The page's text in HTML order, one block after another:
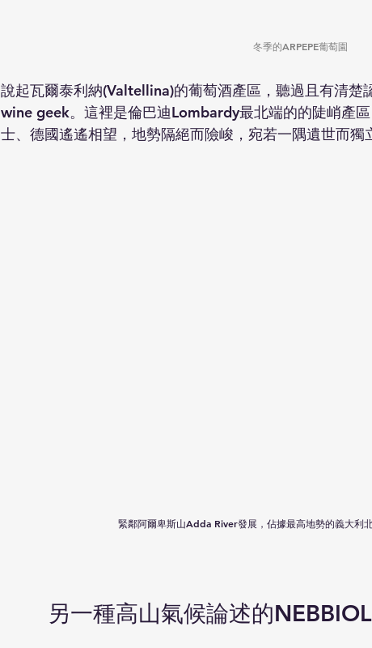
冬季的ARPEPE葡萄園
說起瓦爾泰利納(Valtellina)的葡萄酒產區，聽過且有清
wine geek。這裡是倫巴迪Lombardy最北端的的陡峭產
士、德國遙遙相望，地勢隔絕而險峻，宛若一隅遺世而獨
緊鄰阿爾卑斯山Adda River發展，佔據最高地勢的義大利
另一種高山氣候論述的